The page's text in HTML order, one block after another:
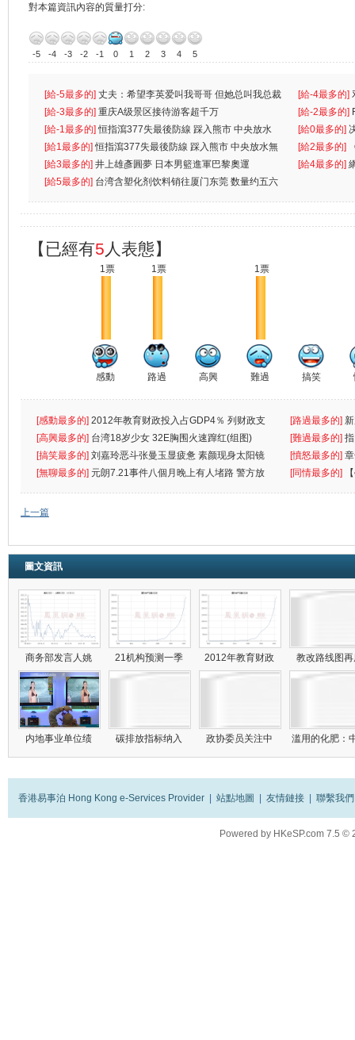
對本篇資訊內容的質量打分:
-5 -4 -3 -2 -1 0 1 2 3 4 5
[給-5最多的] 丈夫：希望李英爱叫我哥哥 但她总叫我总裁
先
[給-4最多的]
离
[給-3最多的] 重庆A级景区接待游客超千万 [給-2最多的]
[給-1最多的]恒指瀉377失最後防線 踩入熊市 中央放水
無
[給0最多的]
[給1最多的]恒指瀉377失最後防線 踩入熊市 中央放水無 [給2最多的]
[給3最多的] 井上雄彥圓夢 日本男籃進軍巴黎奧運 [給4最多的]
[給5最多的] 台湾含塑化剂饮料销往厦门东莞 数量约五六
【已經有5 人表態】
1票
感動
1票
路過 高興
1票
難過 搞笑
[感動最多的] 2012年教育财政投入占GDP4％ 列财政支
出首位
[路過最多的]
[高興最多的] 台湾18岁少女 32E胸围火速蹿红(组图) [難過最多的]
罪
[搞笑最多的] 刘嘉玲恶斗张曼玉显疲惫 素颜现身太阳镜
遮
[憤怒最多的]
[無聊最多的] 元朗7.21事件八個月晚上有人堵路 警方放
催
[同情最多的]
敗
上一篇
圖文資訊
商务部发言人姚 21机构预测一季 2012年教育财政 教改路线图
内地事业单位绩 碳排放指标纳入 政协委员关注中 滥用的化肥：
香港易事泊 Hong Kong e-Services Provider 站點地圖 友情鏈接 聯繫我們
Powered by HKeSP.com 7.5 ©